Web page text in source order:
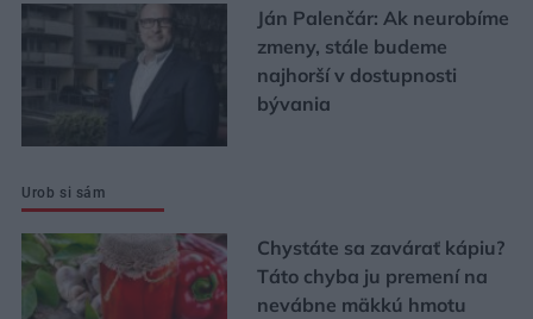
Ján Palenčár: Ak neurobíme
zmeny, stále budeme
najhorší v dostupnosti
bývania
Urob si sám
Chystáte sa zavárať kápiu?
Táto chyba ju premení na
nevábne mäkkú hmotu